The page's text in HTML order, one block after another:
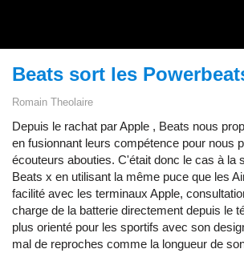
Beats sort les
Romain Theolaire
Depuis le rachat par Apple , Beats nous
en fusionnant leurs compétence pour nous
écouteurs abouties. C'était donc le cas à la
Beats x en utilisant la même puce que les
facilité avec les terminaux Apple,
charge de la batterie directement depuis le
plus orienté pour les sportifs avec son
mal de reproches comme la longueur de